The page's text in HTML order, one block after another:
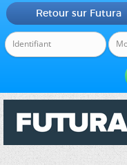
Retour sur Futura